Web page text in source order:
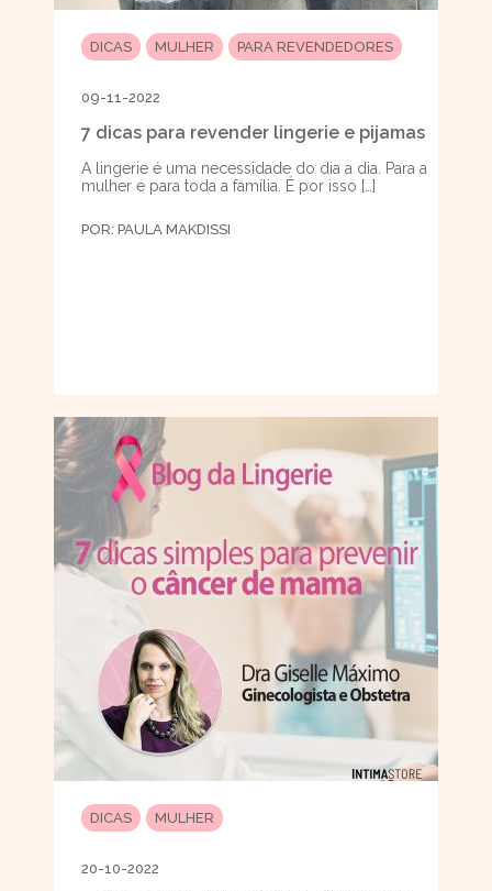
DICAS MULHER PARA REVENDEDORES
09-11-2022
7 dicas para revender lingerie e pijamas
A lingerie é uma necessidade do dia a dia. Para a
mulher e para toda a família. É por isso […]
POR: PAULA MAKDISSI
DICAS MULHER
20-10-2022